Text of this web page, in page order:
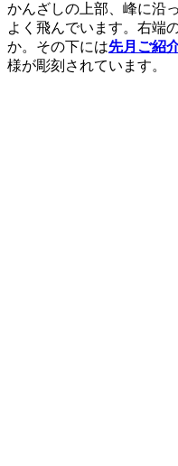
かんざしの上部、峰に沿
よく飛んでいます。右端
か。その下には先月ご紹
様が彫刻されています。